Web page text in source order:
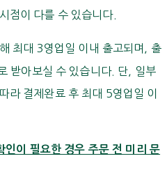
점이 다를 수 있습니다.
최대 3영업일 이내 출고되며, 출
받아보실 수 있습니다. 단, 일부
라 결제완료 후 최대 5영업일 이
인이 필요한 경우 주문 전 미리 문